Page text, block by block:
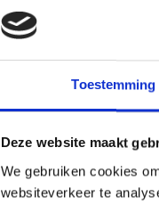
Toestemming
Deze website maakt
We gebruiken cookies
websiteverkeer te